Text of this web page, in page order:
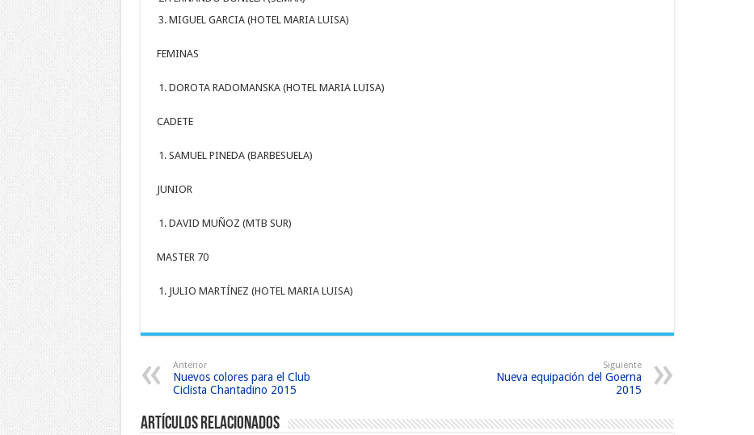
MIGUEL GARCIA (HOTEL MARIA LUISA)
FEMINAS
DOROTA RADOMANSKA (HOTEL MARIA LUISA)
CADETE
SAMUEL PINEDA (BARBESUELA)
JUNIOR
DAVID MUÑOZ (MTB SUR)
MASTER 70
JULIO MARTÍNEZ (HOTEL MARIA LUISA)
Anterior
Nuevos colores para el Club
Ciclista Chantadino 2015
Siguiente
Nueva equipación del Goerna
2015
Artículos relacionados